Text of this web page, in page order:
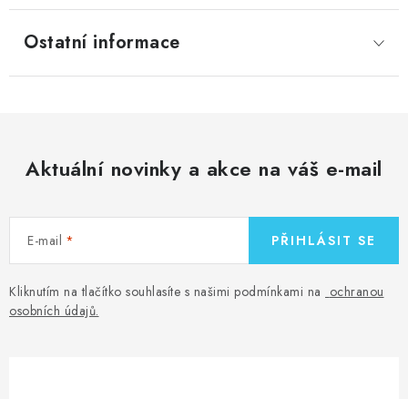
Ostatní informace
Aktuální novinky a akce na váš e-mail
E-mail
Kliknutím na tlačítko souhlasíte s našimi podmínkami na ochranou
osobních údajů.
PŘIHLÁSIT SE